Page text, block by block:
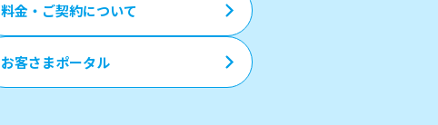
料金・ご契約について
お客さまポータル